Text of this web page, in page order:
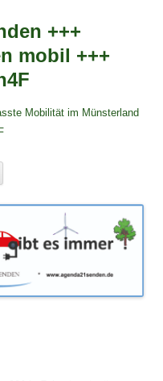
+++
mobil +++
Mobilität im Münsterland